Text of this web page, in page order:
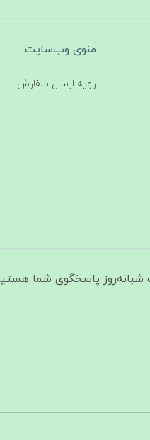
منوی وب‌سایت
رویه ارسال سفارش